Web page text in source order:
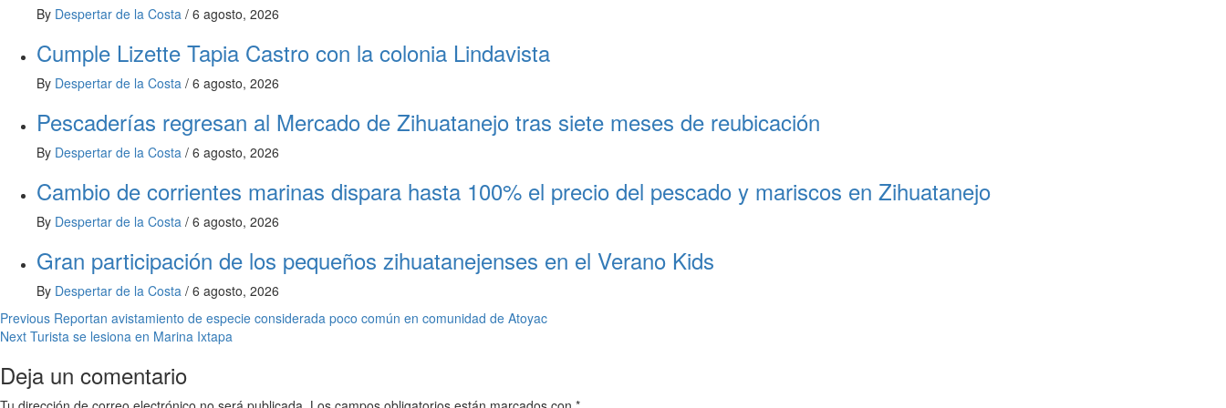
By Despertar de la Costa / 6 agosto, 2026
Cumple Lizette Tapia Castro con la colonia Lindavista
By Despertar de la Costa / 6 agosto, 2026
Pescaderías regresan al Mercado de Zihuatanejo tras siete meses de reubicación
By Despertar de la Costa / 6 agosto, 2026
Cambio de corrientes marinas dispara hasta 100% el precio del pescado y mariscos en Zihuatanejo
By Despertar de la Costa / 6 agosto, 2026
Gran participación de los pequeños zihuatanejenses en el Verano Kids
By Despertar de la Costa / 6 agosto, 2026
Post
navigation
Previous Reportan avistamiento de especie considerada poco común en comunidad de Atoyac
Next Turista se lesiona en Marina Ixtapa
Deja un comentario